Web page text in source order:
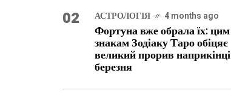
02 АСТРОЛОГІЯ 4 months ago
Фортуна вже обрала їх: цим
знакам Зодіаку Таро обіцяє
великий прорив наприкінці
березня